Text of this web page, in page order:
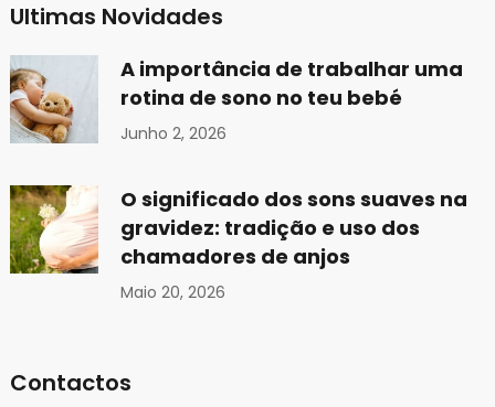
Ultimas Novidades
A importância de trabalhar uma
rotina de sono no teu bebé
Junho 2, 2026
O significado dos sons suaves na
gravidez: tradição e uso dos
chamadores de anjos
Maio 20, 2026
Contactos